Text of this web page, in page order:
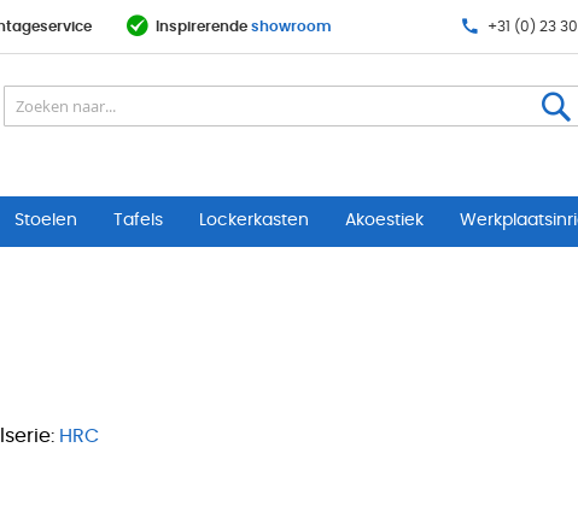
Inspirerende showroom +31 (0) 23
Stoelen Tafels Lockerkasten Akoestiek
HRC